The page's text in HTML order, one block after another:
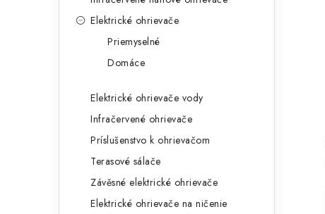
Elektrické ohrievače
Priemyselné
Domáce
Elektrické ohrievače vody
Infračervené ohrievače
Príslušenstvo k ohrievačom
Terasové sálače
Závěsné elektrické ohrievače
Elektrické ohrievače na ničenie